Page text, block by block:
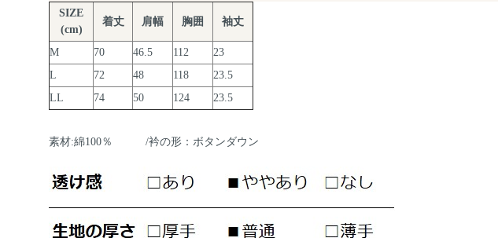
SIZE
(cm)
着丈 肩幅 胸囲 袖丈
M 70 46.5 112
23
L
72 48 118
23.5
LL
74 50 124 23.5
素材:綿100％ /衿の形：ボタンダウン